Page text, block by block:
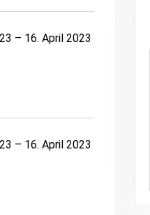
– 16. April 2023
– 16. April 2023